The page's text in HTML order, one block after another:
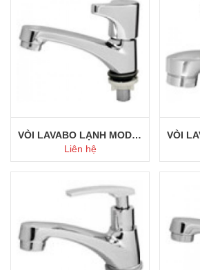
Mua ngay
Mua ngay
VÒI LAVABO LẠNH MODEL 115
Liên hệ